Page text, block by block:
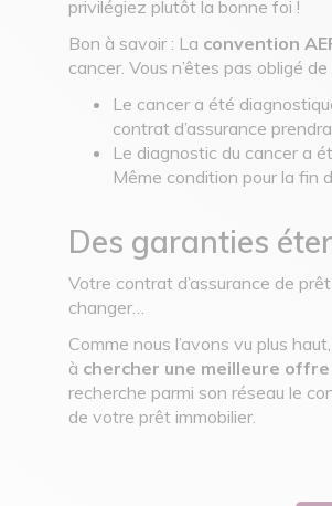
privilégiez plutôt la bonne foi !
Bon à savoir : La convention
cancer. Vous n’êtes pas obligé
Le cancer a été
contrat d’assurance
Le diagnostic du cancer a
Même condition pour la fin
Des garanties
Votre contrat d’assurance de
changer…
Comme nous l’avons vu plus
à chercher une meilleure offre
recherche parmi son réseau le
de votre prêt immobilier.